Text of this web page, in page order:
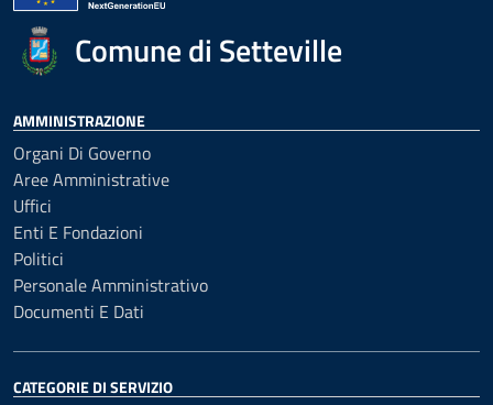
Comune di Setteville
AMMINISTRAZIONE
Organi Di Governo
Aree Amministrative
Uffici
Enti E Fondazioni
Politici
Personale Amministrativo
Documenti E Dati
CATEGORIE DI SERVIZIO